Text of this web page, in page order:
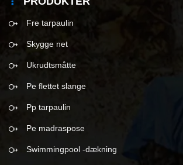
Fre tarpaulin
Skygge net
Ukrudtsmåtte
Pe flettet slange
Pp tarpaulin
Pe madraspose
Swimmingpool -dækning